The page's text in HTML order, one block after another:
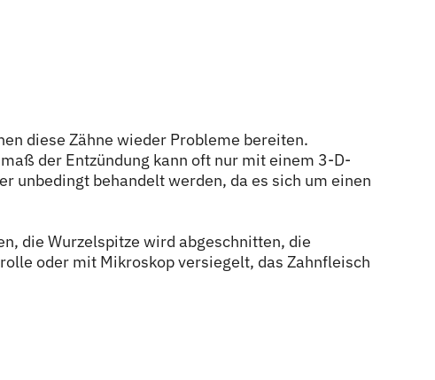
diese Zähne wieder Probleme bereiten.
der Entzündung kann oft nur mit einem 3-D-
unbedingt behandelt werden, da es sich um einen
die Wurzelspitze wird abgeschnitten, die
oder mit Mikroskop versiegelt, das Zahnfleisch